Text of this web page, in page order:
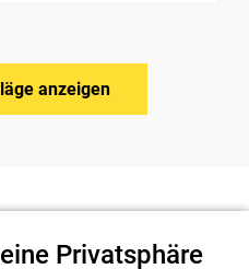
anzeigen
Privatsphäre